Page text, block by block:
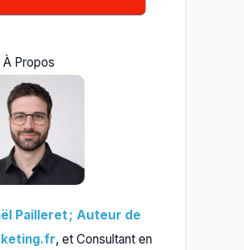
À Propos
Pailleret ; Auteur de
, et Consultant en